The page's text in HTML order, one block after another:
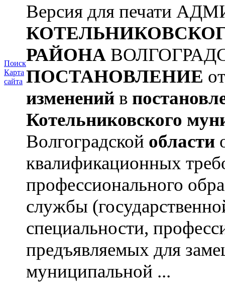
Поиск
Карта
сайта
Версия для печати
РАЙОНА
ПОСТАНОВЛЕНИЕ
изменений в
Котельниковского
Волгоградской области
квалификационных
профессионального
службы
специальности,
предъявляемых для
муниципальной ...